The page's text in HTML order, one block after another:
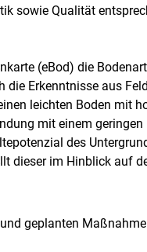
sowie Qualität
(eBod) die
Erkenntnisse aus
leichten Boden mit
mit einem
des
dieser im Hinblick auf
geplanten